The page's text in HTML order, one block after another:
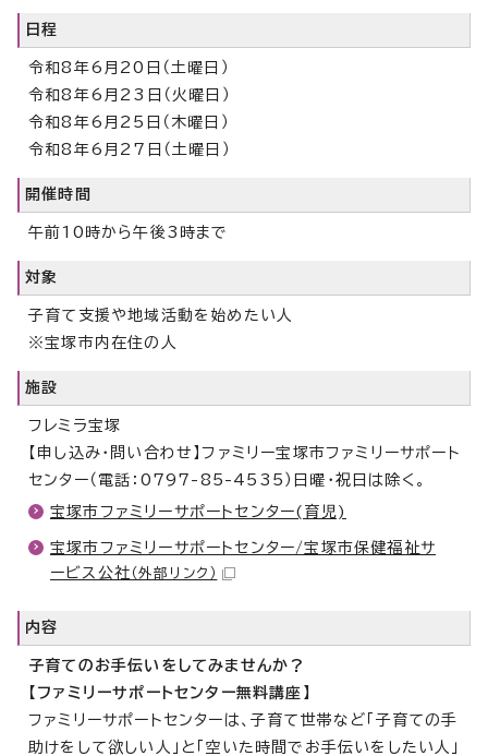
日程
令和8年6月20日（土曜日）
令和8年6月23日（火曜日）
令和8年6月25日（木曜日）
令和8年6月27日（土曜日）
開催時間
午前10時から午後3時まで
対象
子育て支援や地域活動を始めたい人
※宝塚市内在住の人
施設
フレミラ宝塚
【申し込み・問い合わせ】ファミリー宝塚市ファミリーサポート
センター（電話：0797-85-4535）日曜・祝日は除く。
宝塚市ファミリーサポートセンター(育児)
宝塚市ファミリーサポートセンター/宝塚市保健福祉サ
ービス公社 （外部リンク）
内容
子育てのお手伝いをしてみませんか？
【ファミリーサポートセンター無料講座】
ファミリーサポートセンターは、子育て世帯など「子育ての手
助けをして欲しい人」と「空いた時間でお手伝いをしたい人」